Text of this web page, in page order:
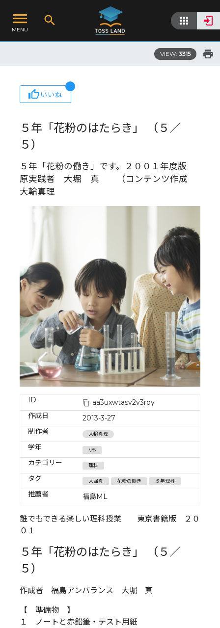
MENU
VIEW: 3315
いいね
５年「花粉のはたらき」 （５／
５）
５年「花粉の働き」です。２００１年度版
原実践者 大堀 真 （コンテンツ作成
大輪真理
ID
aa3uxwtasv2v3roy
作成日
2013-3-27
制作者
大輪真理
学年 小5
カテゴリー 理科
タグ 大堀真 花粉の働き ５年理科
推薦者 福島ML
誰でもできる楽しい理科授業 東京書籍版 ２０
０１
５年「花粉のはたらき」 （５／
５）
作成者 福島アンバランス 大堀 真
【 準備物 】
１ ノートと赤鉛筆・テスト用紙